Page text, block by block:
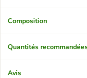
Composition
Quantités
Avis